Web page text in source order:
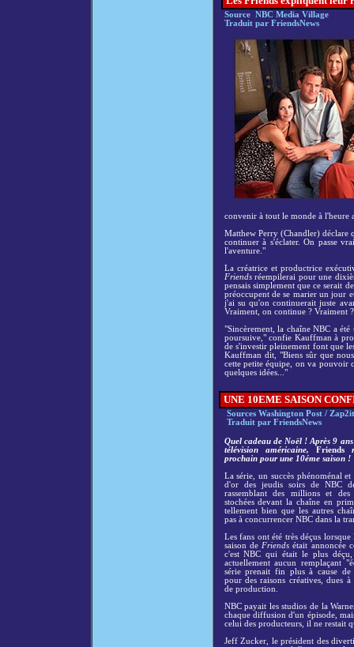
Source NBC Media Village
Traduit par FriendsNews
convenir à tout le monde à l'heure
Matthew Perry (Chandler) déclare
continuer à s'éclater. On passe
l'aventure."
La créatrice et productrice
Friendsréempilerai pour une
pensais simplement que ce serait
préoccupent de se marier un jour
j'ai su qu'on continuerait juste
Vraiment, on continue ? Vraiment
"Sincèrement, la chaîne NBC a
poursuive," confie Kauffman à
de s'investir pleinement font que
Kauffman dit, "Biens sûr que
cette petite équipe, on va pouvoir
quelques idées..."
UNE 10EME SAISON
Sources Washington Post / Zap2it
Traduit par FriendsNews
Quel cadeau de Noël ! Après 9
télévision américaine, Friends
prochain pour une 10éme saison !
La série, un succès phénoménal
d'or des jeudis soirs de NBC
rassemblant des millions et
stochées devant la chaîne en
tellement bien que les autres
pas à concurrencer NBC dans la
Les fans ont été très déçus
saison de Friends était annoncée
c'est NBC qui était le plus
actuellement aucun remplaçant
série prenait fin plus à cause de
pour des raisons créatives, dues
de production.
NBC payait les studios de la
chaque diffusion d'un épisode,
celui des producteurs, il ne restait
Jeff Zucker, le président des